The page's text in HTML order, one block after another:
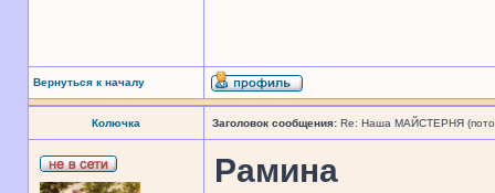
Вернуться к началу
Колючка Заголовок сообщения: Re: Наша МАЙСТЕРНЯ
Рамина